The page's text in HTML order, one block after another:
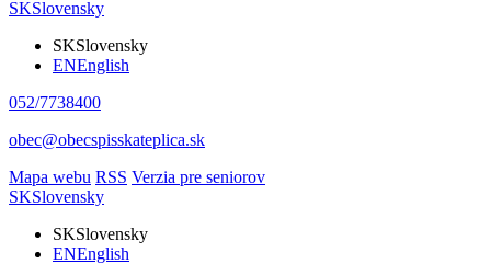
SKSlovensky
SKSlovensky
ENEnglish
052/7738400
obec@obecspisskateplica.sk
Mapa webu RSS Verzia pre seniorov
SKSlovensky
SKSlovensky
ENEnglish